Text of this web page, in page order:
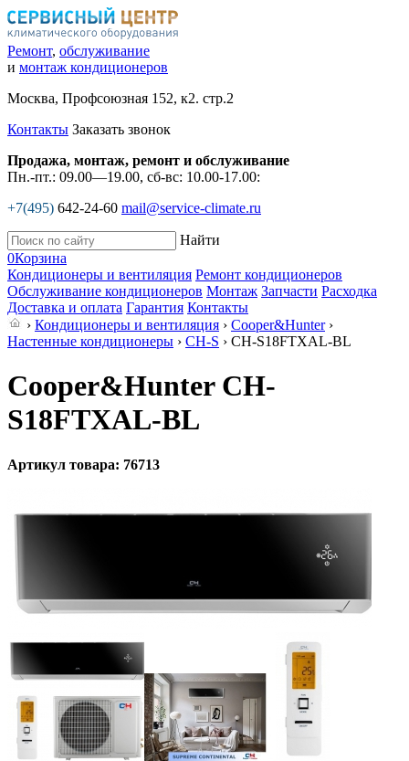
Ремонт, обслуживание
и монтаж кондиционеров
Москва, Профсоюзная 152, к2. стр.2
Контакты Заказать звонок
Продажа, монтаж, ремонт и обслуживание
Пн.-пт.: 09.00—19.00, сб-вс: 10.00-17.00:
+7(495) 642-24-60 mail@service-climate.ru
Найти
0Корзина
Кондиционеры и вентиляция Ремонт кондиционеров
Обслуживание кондиционеров Монтаж Запчасти Расходка
Доставка и оплата Гарантия Контакты
› Кондиционеры и вентиляция › Cooper&Hunter›
Настенные кондиционеры › CH-S › CH-S18FTXAL-BL
Cooper&Hunter CH-
S18FTXAL-BL
Артикул товара: 76713